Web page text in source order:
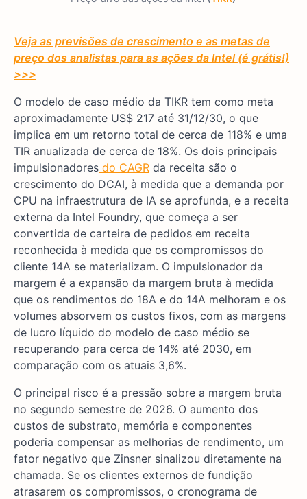
Veja as previsões de crescimento e as metas de
preço dos analistas para as ações da Intel (é grátis!)
>>>
O modelo de caso médio da TIKR tem como meta
aproximadamente US$ 217 até 31/12/30, o que
implica em um retorno total de cerca de 118% e uma
TIR anualizada de cerca de 18%. Os dois principais
impulsionadores do CAGR da receita são o
crescimento do DCAI, à medida que a demanda por
CPU na infraestrutura de IA se aprofunda, e a receita
externa da Intel Foundry, que começa a ser
convertida de carteira de pedidos em receita
reconhecida à medida que os compromissos do
cliente 14A se materializam. O impulsionador da
margem é a expansão da margem bruta à medida
que os rendimentos do 18A e do 14A melhoram e os
volumes absorvem os custos fixos, com as margens
de lucro líquido do modelo de caso médio se
recuperando para cerca de 14% até 2030, em
comparação com os atuais 3,6%.
O principal risco é a pressão sobre a margem bruta
no segundo semestre de 2026. O aumento dos
custos de substrato, memória e componentes
poderia compensar as melhorias de rendimento, um
fator negativo que Zinsner sinalizou diretamente na
chamada. Se os clientes externos de fundição
atrasarem os compromissos, o cronograma de